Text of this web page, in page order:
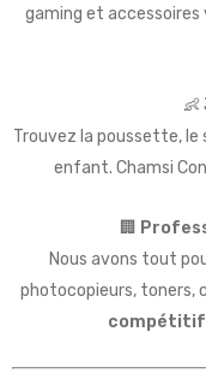
gaming et
👶
Trouvez la poussette, le
enfant. Chamsi
🏢
Nous avons tout
photocopieurs, toners,